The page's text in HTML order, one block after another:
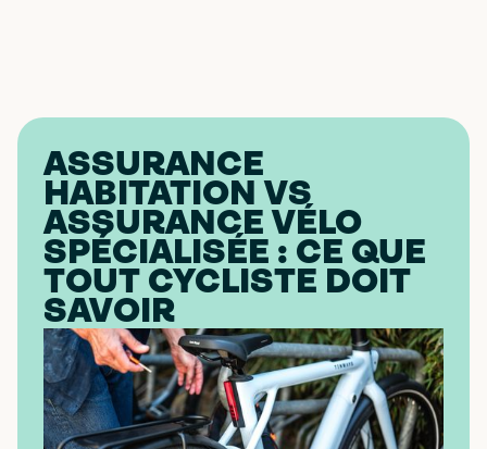
ASSURANCE
HABITATION VS
ASSURANCE VÉLO
SPÉCIALISÉE : CE QUE
TOUT CYCLISTE DOIT
SAVOIR